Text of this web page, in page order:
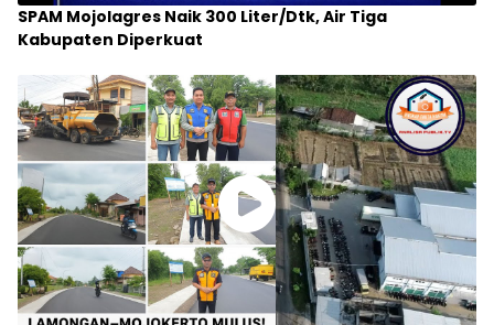
SPAM Mojolagres Naik 300 Liter/Dtk, Air Tiga
Kabupaten Diperkuat